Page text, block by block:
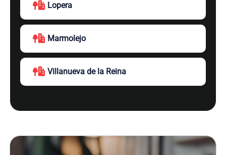
Lopera
Marmolejo
Villanueva de la Reina